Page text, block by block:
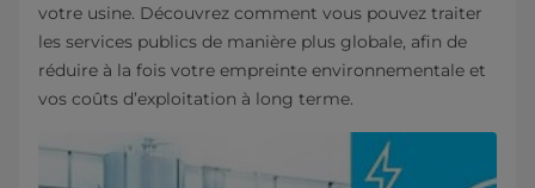
votre usine. Découvrez comment vous pouvez traiter
les services publics de manière plus globale, afin de
réduire à la fois votre empreinte environnementale et
vos coûts d’exploitation à long terme.